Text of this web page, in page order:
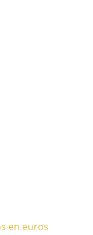
en euros